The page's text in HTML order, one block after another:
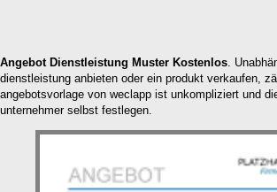
Angebot Dienstleistung Muster Kostenlos.
dienstleistung anbieten oder ein produkt verkaufen,
angebotsvorlage von weclapp ist unkompliziert und
unternehmer selbst festlegen.